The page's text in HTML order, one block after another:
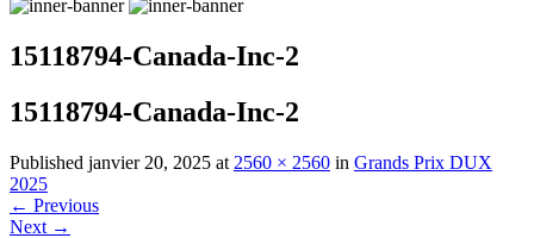
15118794-Canada-Inc-2
15118794-Canada-Inc-2
Published janvier 20, 2025 at 2560 × 2560 in Grands Prix DUX
2025
← Previous
Next →